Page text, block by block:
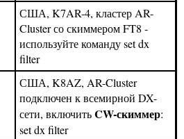
США, K7AR-4, кластер AR-
Cluster со скиммером FT8 -
используйте команду set dx
filter
США, K8AZ, AR-Cluster
подключен к всемирной DX-
сети, включитьCW-скиммер:
set dx filter